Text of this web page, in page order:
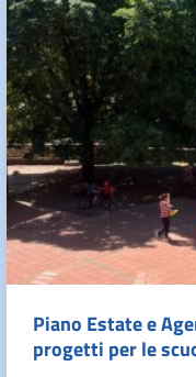
Piano Estate e
progetti per le